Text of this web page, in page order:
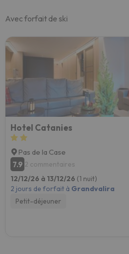
Avec forfait de ski
Hotel Catanies
Pas de la Case
7.9 2 commentaires
12/12/26 à 13/12/26 (1 nuit)
2 jours de forfait à Grandvalira
Petit-déjeuner